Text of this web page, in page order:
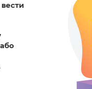
вести
.